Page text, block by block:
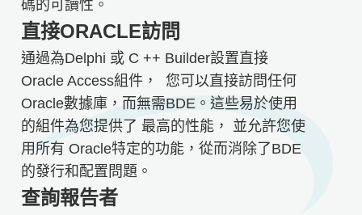
碼的可讀性。
直接ORACLE訪問
通過為Delphi 或 C ++ Builder設置直接
Oracle Access組件， 您可以直接訪問任何
Oracle數據庫，而無需BDE。這些易於使用
的組件為您提供了 最高的性能， 並允許您使
用所有 Oracle特定的功能，從而消除了BDE
的發行和配置問題。
查詢報告者